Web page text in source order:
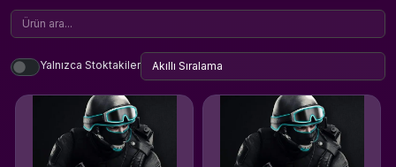
Yalnızca Stoktakiler